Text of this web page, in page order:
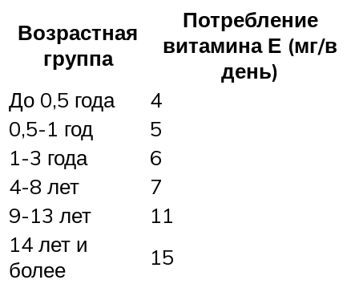
Возрастная
группа
Потребление
витамина Е (мг/в
день)
До 0,5 года
4
0,5-1 год
5
1-3 года
6
4-8 лет
7
9-13 лет
11
14 лет и
более
15